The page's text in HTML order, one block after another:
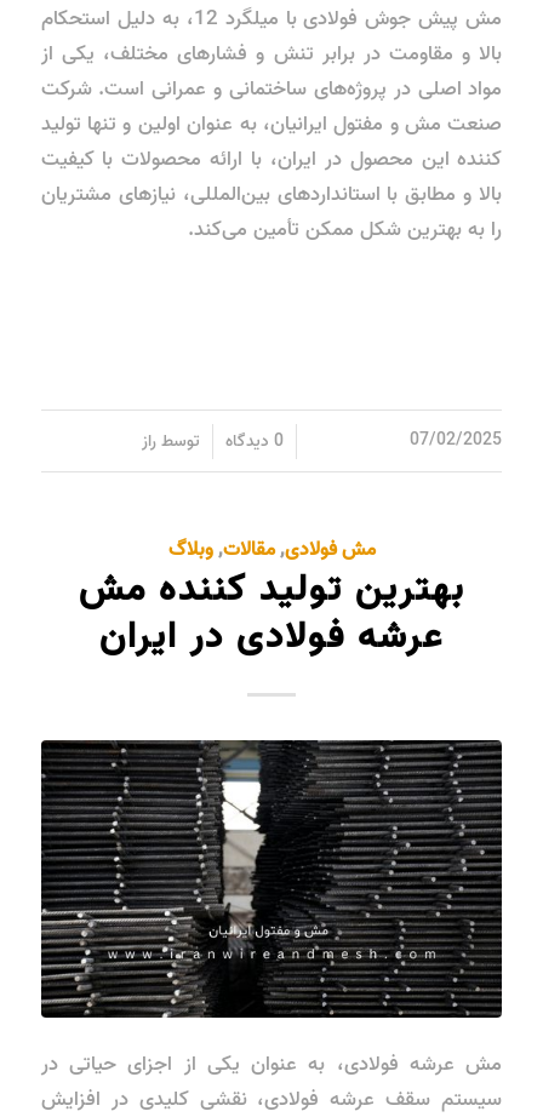
مش پیش جوش فولادی با میلگرد 12، به دلیل استحکام
بالا و مقاومت در برابر تنش‌ و فشارهای مختلف، یکی از
مواد اصلی در پروژه‌های ساختمانی و عمرانی است. شرکت
صنعت مش و مفتول ایرانیان، به عنوان اولین و تنها تولید
کننده این محصول در ایران، با ارائه محصولات با کیفیت
بالا و مطابق با استانداردهای بین‌المللی، نیازهای مشتریان
را به بهترین شکل ممکن تأمین می‌کند.
07/02/2025 0 دیدگاه توسطراز
مش فولادی,مقالات,وبلاگ
بهترین تولید کننده مش
عرشه فولادی در ایران
مش عرشه فولادی، به عنوان یکی از اجزای حیاتی در
سیستم سقف عرشه فولادی، نقشی کلیدی در افزایش